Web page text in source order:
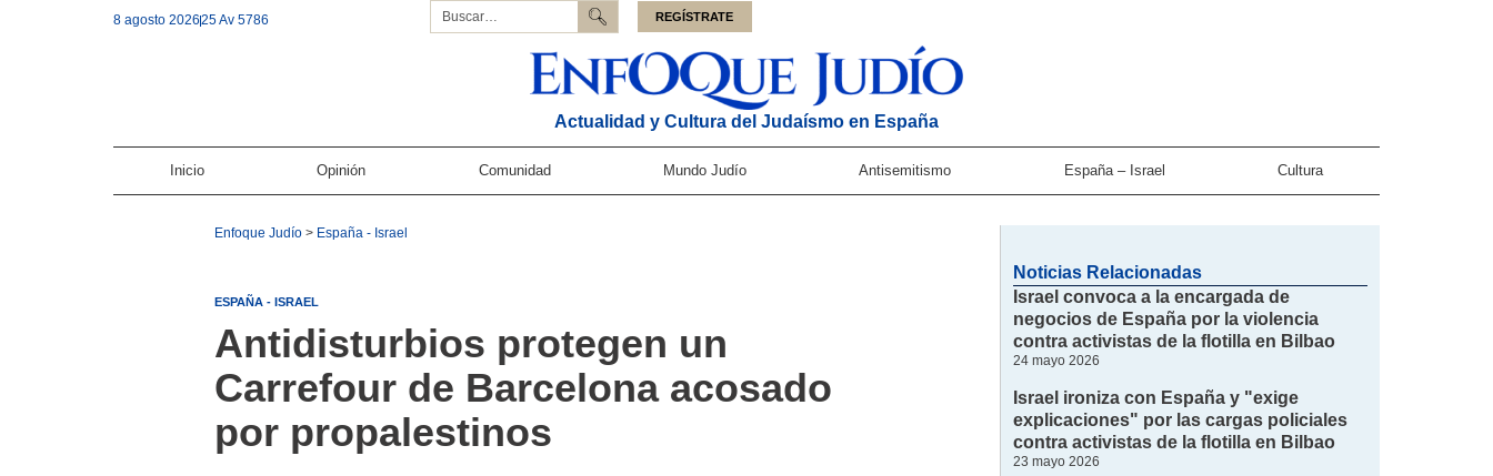
8 agosto 202625 Av 5786 REGÍSTRATE
Actualidad y Cultura del Judaísmo en España
Inicio Opinión Comunidad Mundo Judío Antisemitismo España – Israel Cultura
Enfoque Judío > España - Israel
ESPAÑA - ISRAEL
Antidisturbios protegen un
Carrefour de Barcelona acosado
por propalestinos
Noticias Relacionadas
Israel convoca a la encargada de
negocios de España por la violencia
contra activistas de la flotilla en Bilbao
24 mayo 2026
Israel ironiza con España y "exige
explicaciones" por las cargas policiales
contra activistas de la flotilla en Bilbao
23 mayo 2026